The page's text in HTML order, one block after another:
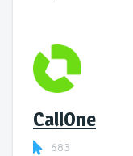
CallOne
683